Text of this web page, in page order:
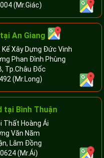
(Mr.Giác)
An Giang
Xây Dựng Đức Vinh
Phan Đình Phùng
Tp.Châu Đốc
(Mr.Long)
tại Bình Thuận
Thất Hoàng Ái
Văn Năm
Lâm Đồng
(Mr.Ái)